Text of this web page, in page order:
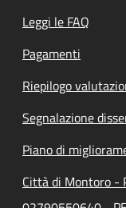
Leggi le FAQ
Pagamenti
Riepilogo
Segnalazione
Piano di
Città di Montoro -